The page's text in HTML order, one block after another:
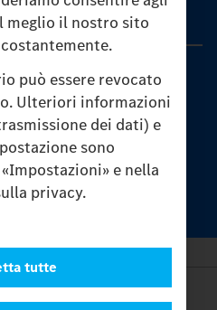
meglio il nostro sito
può essere revocato
Ulteriori informazioni
dei dati) e
sono
e nella
privacy.
tutte